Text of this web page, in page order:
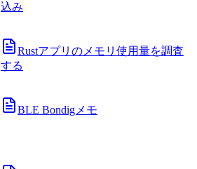
込み
Rustアプリのメモリ使用量を調査
する
BLE Bondigメモ